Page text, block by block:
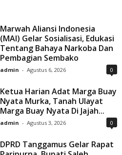
Marwah Aliansi Indonesia
(MAI) Gelar Sosialisasi, Edukasi
Tentang Bahaya Narkoba Dan
Pembagian Sembako
admin - Agustus 6, 2026 0
Ketua Harian Adat Marga Buay
Nyata Murka, Tanah Ulayat
Marga Buay Nyata Di Jajah...
admin - Agustus 3, 2026 0
DPRD Tanggamus Gelar Rapat